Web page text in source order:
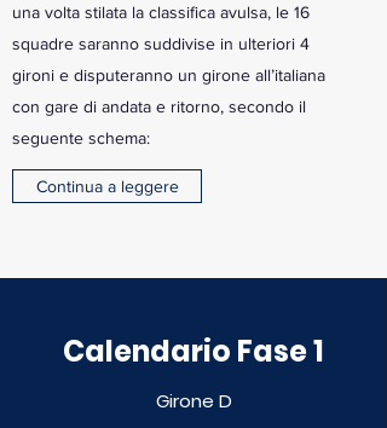
Calendario Fase 1
Girone D
una volta stilata la classifica avulsa, le 16
squadre saranno suddivise in ulteriori 4
gironi e disputeranno un girone all’italiana
con gare di andata e ritorno, secondo il
seguente schema:
Continua a leggere